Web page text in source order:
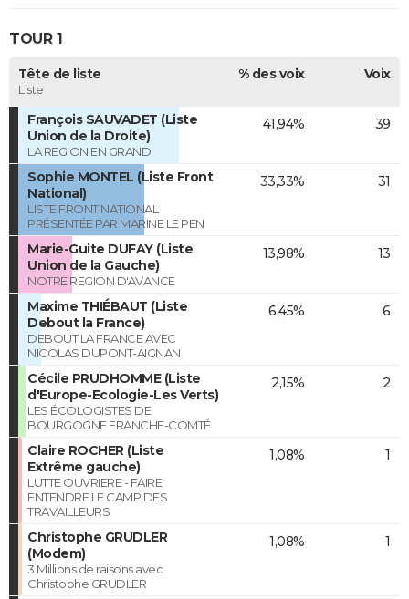
TOUR 1
Tête de liste
Liste
% des voix Voix
François SAUVADET (Liste
Union de la Droite)
LA REGION EN GRAND
41,94% 39
Sophie MONTEL (Liste Front
National)
LISTE FRONT NATIONAL
PRÉSENTÉE PAR MARINE LE PEN
33,33% 31
Marie-Guite DUFAY (Liste
Union de la Gauche)
NOTRE REGION D'AVANCE
13,98% 13
Maxime THIÉBAUT (Liste
Debout la France)
DEBOUT LA FRANCE AVEC
NICOLAS DUPONT-AIGNAN
6,45% 6
Cécile PRUDHOMME (Liste
d'Europe-Ecologie-Les Verts)
LES ÉCOLOGISTES DE
BOURGOGNE FRANCHE-COMTÉ
2,15% 2
Claire ROCHER (Liste
Extrême gauche)
LUTTE OUVRIERE - FAIRE
ENTENDRE LE CAMP DES
TRAVAILLEURS
1,08% 1
Christophe GRUDLER
(Modem)
3 Millions de raisons avec
Christophe GRUDLER
1,08% 1